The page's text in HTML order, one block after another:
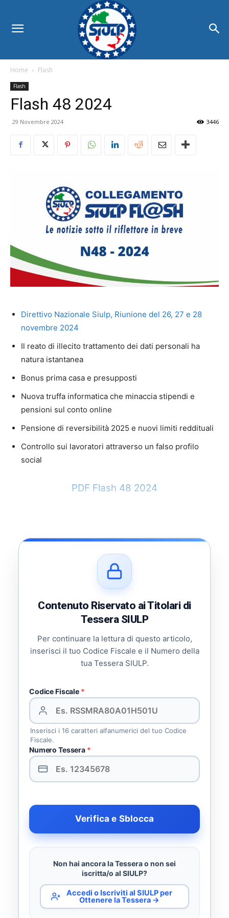
Home Flash
Flash
Flash 48 2024
29 Novembre 2024 3446
Direttivo Nazionale Siulp, Riunione del 26, 27 e 28
novembre 2024
Il reato di illecito trattamento dei dati personali ha
natura istantanea
Bonus prima casa e presupposti
Nuova truffa informatica che minaccia stipendi e
pensioni sul conto online
Pensione di reversibilità 2025 e nuovi limiti reddituali
Controllo sui lavoratori attraverso un falso profilo
social
PDF Flash 48 2024
Contenuto Riservato ai Titolari di
Tessera SIULP
Per continuare la lettura di questo articolo,
inserisci il tuo Codice Fiscale e il Numero della
tua Tessera SIULP.
Codice Fiscale *
Inserisci i 16 caratteri alfanumerici del tuo Codice
Fiscale.
Numero Tessera *
Verifica e Sblocca
Non hai ancora la Tessera o non sei
iscritta/o al SIULP?
Accedi o Iscriviti al SIULP per
Ottenere la Tessera →